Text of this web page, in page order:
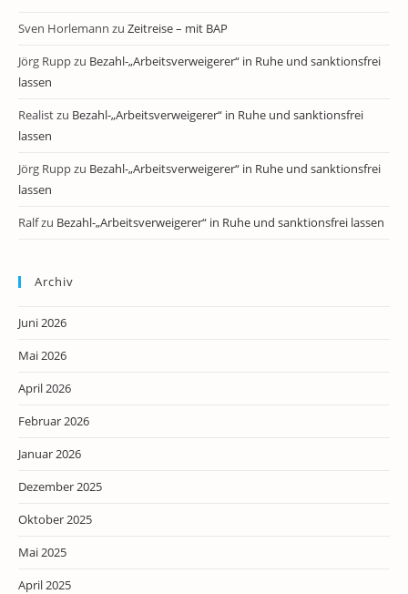
Sven Horlemann zu Zeitreise – mit BAP
Jörg Ruppzu Bezahl-„Arbeitsverweigerer“ in Ruhe und sanktionsfrei
lassen
Realistzu Bezahl-„Arbeitsverweigerer“ in Ruhe und sanktionsfrei
lassen
Jörg Ruppzu Bezahl-„Arbeitsverweigerer“ in Ruhe und sanktionsfrei
lassen
Ralfzu Bezahl-„Arbeitsverweigerer“ in Ruhe und sanktionsfrei lassen
Archiv
Juni 2026
Mai 2026
April 2026
Februar 2026
Januar 2026
Dezember 2025
Oktober 2025
Mai 2025
April 2025